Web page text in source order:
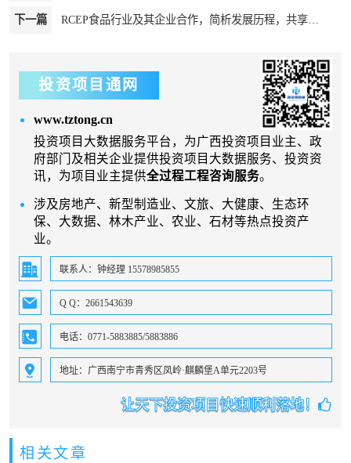
下一篇 RCEP食品行业及其企业合作，简析发展历程，共享投资机遇
投资项目通网
www.tztong.cn
投资项目大数据服务平台，为广西投资项目业主、政
府部门及相关企业提供投资项目大数据服务、投资资
讯，为项目业主提供全过程工程咨询服务。
涉及房地产、新型制造业、文旅、大健康、生态环
保、大数据、林木产业、农业、石材等热点投资产
业。
联系人：钟经理 15578985855
Q Q：2661543639
电话：0771-5883885/5883886
地址：广西南宁市青秀区凤岭·麒麟堡A单元2203号
让天下投资项目快速顺利落地！
相关文章